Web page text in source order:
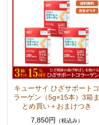
キューサイ ひざサポートコ
ラーゲン（5g×15本）3箱ま
とめ買い＋おまけつき
7,850円
（税込み）